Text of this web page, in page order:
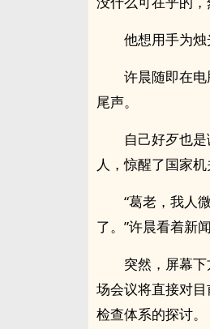
他想用手为烛
许晨随即在
尾声。
自己好歹也
人，惊醒了国家
“葛老，我人
了。”许晨看着新
突然，屏幕
场会议将直接对
检查体系的探讨。